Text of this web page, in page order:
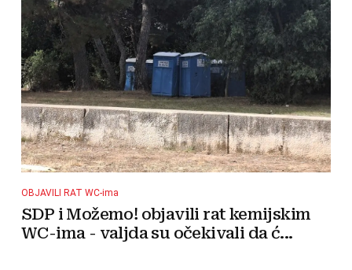
OBJAVILI RAT WC-ima
SDP i Možemo! objavili rat kemijskim
WC-ima - valjda su očekivali da ć...